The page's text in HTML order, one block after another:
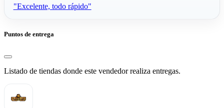
"Excelente, todo rápido"
Puntos de entrega
Listado de tiendas donde este vendedor realiza entregas.